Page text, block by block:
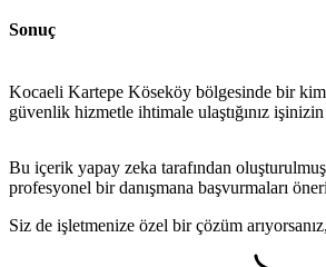
Sonuç
Kocaeli Kartepe Köseköy bölgesinde bir
güvenlik hizmetle ihtimale ulaştığınız işinizin
Bu içerik yapay zeka tarafından
profesyonel bir danışmana başvurmaları
Siz de işletmenize özel bir çözüm